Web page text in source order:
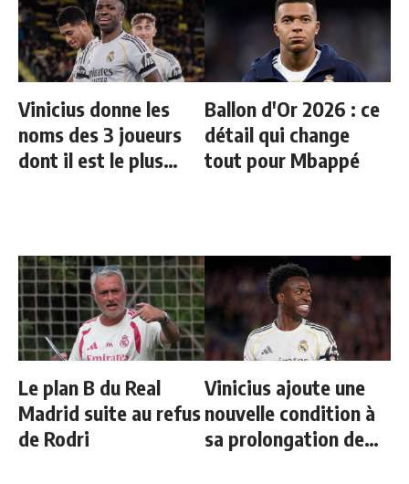
Vinicius donne les
noms des 3 joueurs
dont il est le plus
Ballon d'Or 2026 : ce
détail qui change
tout pour Mbappé
Le plan B du Real
Madrid suite au refus
de Rodri
Vinicius ajoute une
nouvelle condition à
sa prolongation de